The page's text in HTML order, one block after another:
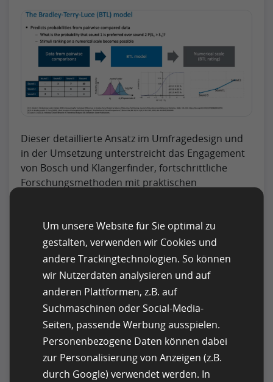
Dieser detaillierte Ansatz im Umfragedesign und
in der Umsetzung unterstreicht das Engagement
von Bosch und Klangerfinder, fortschrittliche
Forschungsmethoden mit praktischen
mit strategischer Analyse konnten wertvolle
Erkenntnisse gewonnen werden, die ihre
Produktentwicklungsstrategien direkt
informierten und letztendlich die
Kundenzufriedenheit und Produktleistung im
Markt für Elektrofahrzeuge verbesserten.
Maßnahmen zur
Sicherstellung der
Um unsere Website für Sie optimal zu
gestalten, verwenden wir Cookies und
andere Trackingtechnologien. So können
wir Nutzerdaten analysieren und auf
anderen Plattformen, z.B. auf
Suchmaschinen oder Social-Media-
Seiten, passende Werbung ausspielen.
Personenbezogene Daten können dabei
zur Personalisierung von Anzeigen (z.B.
durch Google) verwendet werden. In